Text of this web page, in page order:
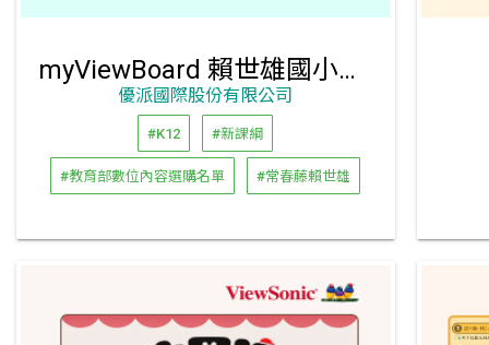
myViewBoard 賴世雄國小英語道地自然發音
優派國際股份有限公司
#K12 #新課綱
#教育部數位內容選購名單 #常春藤賴世雄